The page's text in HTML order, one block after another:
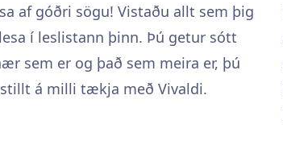
af góðri sögu! Vistaðu allt sem þig
í leslistann þinn. Þú getur sótt
sem er og það sem meira er, þú
á milli tækja með Vivaldi.